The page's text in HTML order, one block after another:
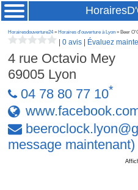
Horairesdouverture24» Horaires d'ouverture à Lyon » Beer
|0 avis Évaluez
4 rue Octavio Mey
69005 Lyon
04 78 80 77 10*
beeroclock.lyon@
message maintenant)